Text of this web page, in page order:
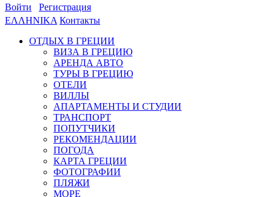
Войти
Регистрация
ΕΛΛΗΝΙΚΑ Контакты
ОТДЫХ В ГРЕЦИИ
ВИЗА В ГРЕЦИЮ
АРЕНДА АВТО
ТУРЫ В ГРЕЦИЮ
ОТЕЛИ
ВИЛЛЫ
АПАРТАМЕНТЫ И СТУДИИ
ТРАНСПОРТ
ПОПУТЧИКИ
РЕКОМЕНДАЦИИ
ПОГОДА
КАРТА ГРЕЦИИ
ФОТОГРАФИИ
ПЛЯЖИ
МОРЕ